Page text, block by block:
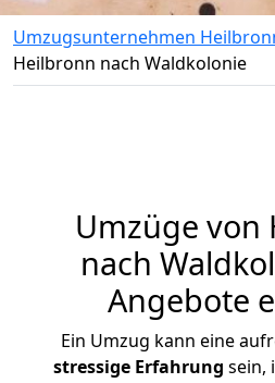
Umzugsunternehmen
Heilbronn nach Waldkolonie
Umzüge von
nach
Angebote
Ein Umzug kann eine
stressige Erfahrung sein,